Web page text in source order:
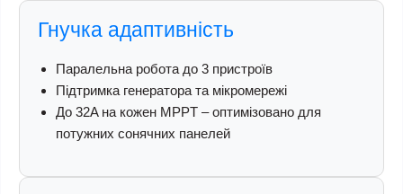
Гнучка адаптивність
Паралельна робота до 3 пристроїв
Підтримка генератора та мікромережі
До 32A на кожен MPPT – оптимізовано для
потужних сонячних панелей